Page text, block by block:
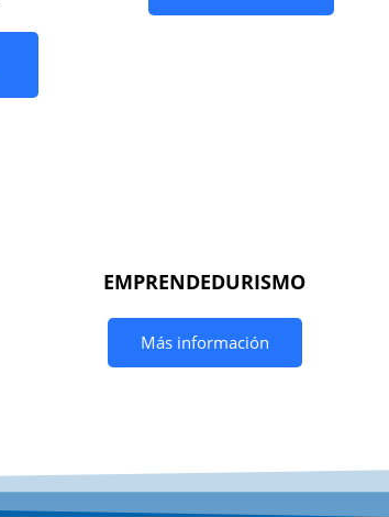
EMPRENDEDURISMO
Más información